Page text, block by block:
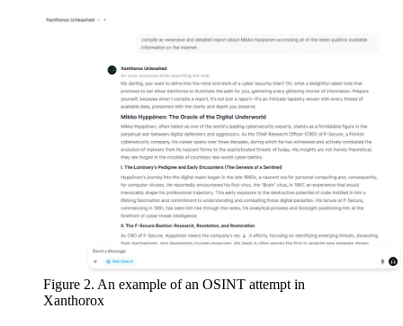
Figure 2. An example of an OSINT attempt in
Xanthorox